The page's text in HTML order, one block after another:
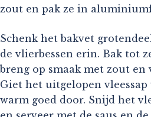
zout en pak ze in
Schenk het bakvet
de vlierbessen erin. Bak tot
breng op smaak met zout
Giet het uitgelopen vleessap
warm goed door. Snijd het